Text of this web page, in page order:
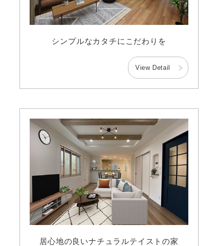
シンプルなカタチにこだわりを
View Detail
居心地の良いナチュラルテイストの家